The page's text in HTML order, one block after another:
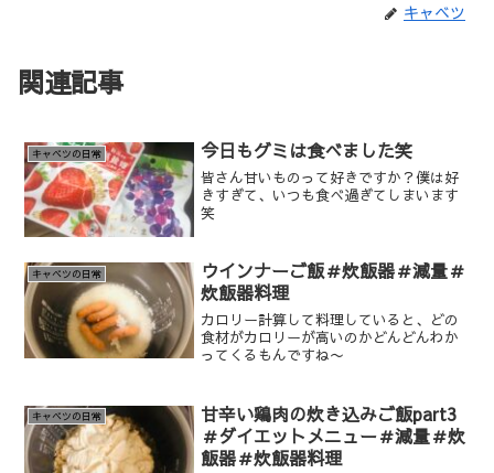
キャベツ
関連記事
キャベツの日常 今日もグミは食べました笑
皆さん甘いものって好きですか？僕は好
きすぎて、いつも食べ過ぎてしまいます
笑
キャベツの日常
ウインナーご飯＃炊飯器＃減量＃
炊飯器料理
カロリー計算して料理していると、どの
食材がカロリーが高いのかどんどんわか
ってくるもんですね〜
キャベツの日常
甘辛い鶏肉の炊き込みご飯part3
＃ダイエットメニュー＃減量＃炊
飯器＃炊飯器料理